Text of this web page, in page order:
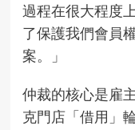
過程在很大程度
了保護我們會員
案。」
仲裁的核心是雇
克門店「借用」